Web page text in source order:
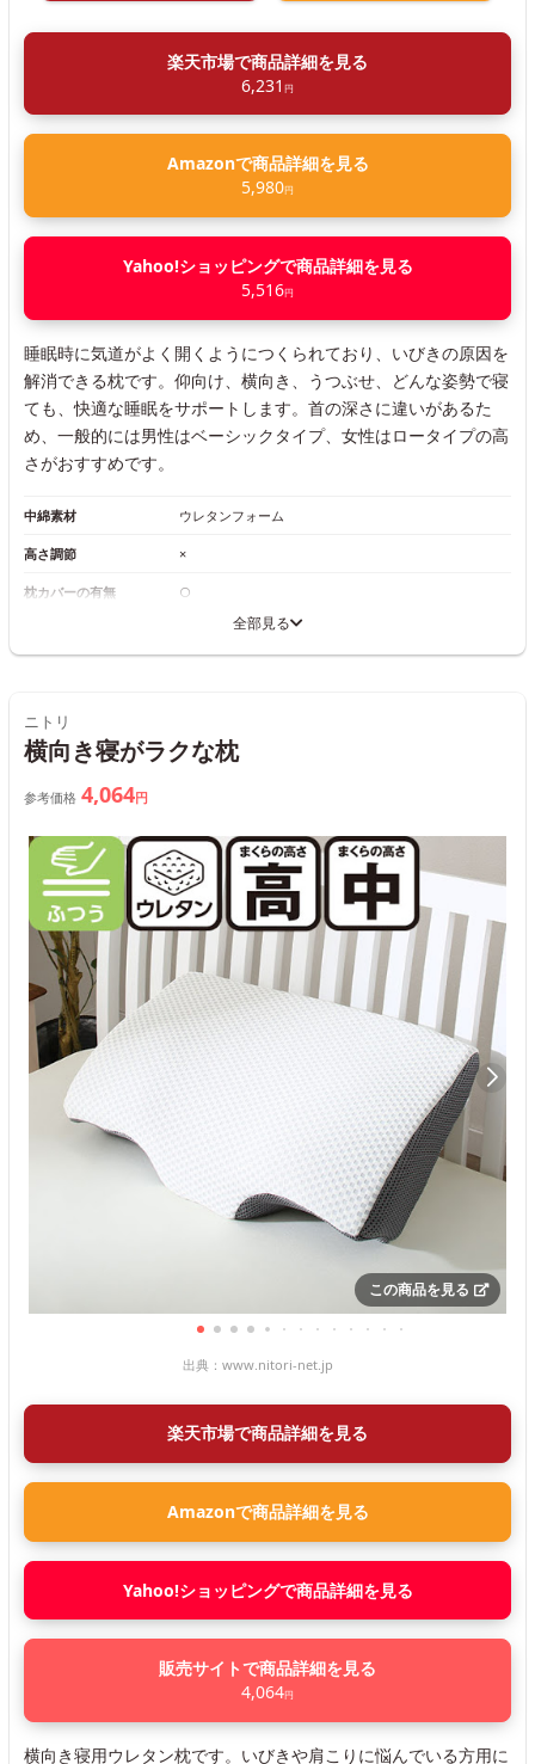
楽天市場で商品詳細を見る
6,231 円
Amazonで商品詳細を見る
5,980円
Yahoo!ショッピングで商品詳細を見る
5,516円
睡眠時に気道がよく開くようにつくられており、いびきの原因を
解消できる枕です。仰向け、横向き、うつぶせ、どんな姿勢で寝
ても、快適な睡眠をサポートします。首の深さに違いがあるた
め、一般的には男性はベーシックタイプ、女性はロータイプの高
さがおすすめです。
中綿素材 ウレタンフォーム
高さ調節 ×
枕カバーの有無 ○
全部見る
ニトリ
横向き寝がラクな枕
参考価格 4,064円
この商品を見る
出典： www.nitori-net.jp
楽天市場で商品詳細を見る
Amazonで商品詳細を見る
Yahoo!ショッピングで商品詳細を見る
販売サイトで商品詳細を見る
4,064円
横向き寝用ウレタン枕です。いびきや肩こりに悩んでいる方用に